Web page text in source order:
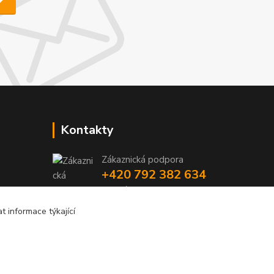
Kontakty
Zákaznická podpora
+420 792 382 634
(Po-Pá, 8-16 hod.)
objednavky@kosmetikaprovlasy.com
informace týkající